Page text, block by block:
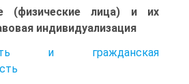
(физические лица) и их
индивидуализация
и гражданская